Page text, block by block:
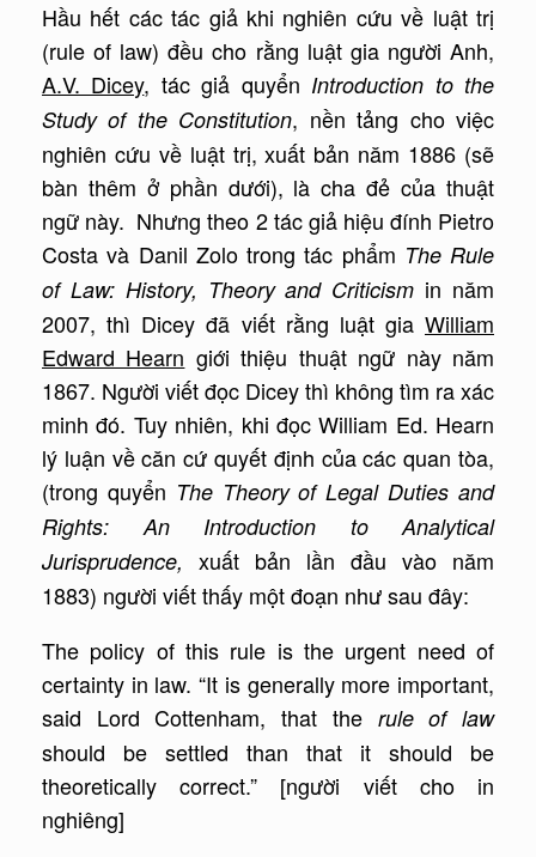
Hầu hết các tác giả khi nghiên cứu về luật trị
(rule of law) đều cho rằng luật gia người Anh,
A.V. Dicey, tác giả quyển Introduction to the
Study of the Constitution, nền tảng cho việc
nghiên cứu về luật trị, xuất bản năm 1886 (sẽ
bàn thêm ở phần dưới), là cha đẻ của thuật
ngữ này. Nhưng theo 2 tác giả hiệu đính Pietro
Costa và Danil Zolo trong tác phẩm The Rule
of Law: History, Theory and Criticism in năm
2007, thì Dicey đã viết rằng luật gia William
Edward Hearn giới thiệu thuật ngữ này năm
1867. Người viết đọc Dicey thì không tìm ra xác
minh đó. Tuy nhiên, khi đọc William Ed. Hearn
lý luận về căn cứ quyết định của các quan tòa,
(trong quyển The Theory of Legal Duties and
Rights: An Introduction to Analytical
Jurisprudence, xuất bản lần đầu vào năm
1883) người viết thấy một đoạn như sau đây:
The policy of this rule is the urgent need of
certainty in law. “It is generally more important,
said Lord Cottenham, that the rule of law
should be settled than that it should be
theoretically correct.” [người viết cho in
nghiêng]